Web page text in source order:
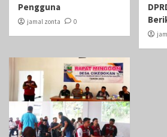
Pengguna
jamal zonta 0